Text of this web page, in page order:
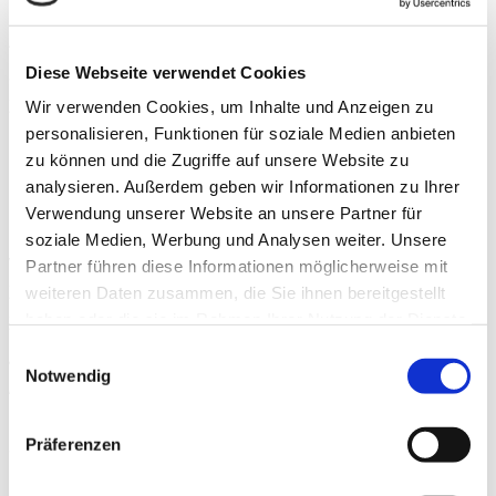
Diese Webseite verwendet Cookies
Wir verwenden Cookies, um Inhalte und Anzeigen zu
personalisieren, Funktionen für soziale Medien anbieten
zu können und die Zugriffe auf unsere Website zu
analysieren. Außerdem geben wir Informationen zu Ihrer
Verwendung unserer Website an unsere Partner für
soziale Medien, Werbung und Analysen weiter. Unsere
Partner führen diese Informationen möglicherweise mit
weiteren Daten zusammen, die Sie ihnen bereitgestellt
Cookies, wenn Sie unsere Webseite weiterhin nutzen.
Notwendig
Präferenzen
angebotenen Zahlungsart erfolgt die
Zahlungsabwicklung über den Zahlungsdienstleister
Unzer GmbH, Vangerowstraße 18, 69115 Heidelberg,
Deutschland (im Folgenden: „Unzer“). Die einzelnen über
Unzer angebotenen Zahlungsarten werden dem Kunden
im Online-Shop des Verkäufers mitgeteilt. Zur Abwicklung
von Zahlungen kann sich Unzer der Dienste dritter
Zahlungsdienstleister bedienen, für die ggf. besondere
Zahlungsbedingungen gelten, auf die der Kunde ggf.
gesondert hingewiesen wird. Weitere Informationen zu
„Unzer“ sind im Internet unter
abrufbar.